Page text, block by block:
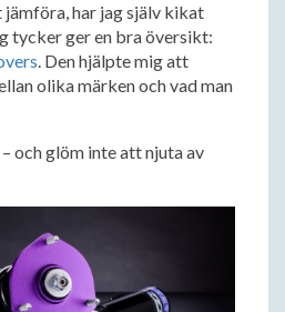
har jag själv kikat
tycker ger en bra översikt:
. Den hjälpte mig att
olika märken och vad man
och glöm inte att njuta av